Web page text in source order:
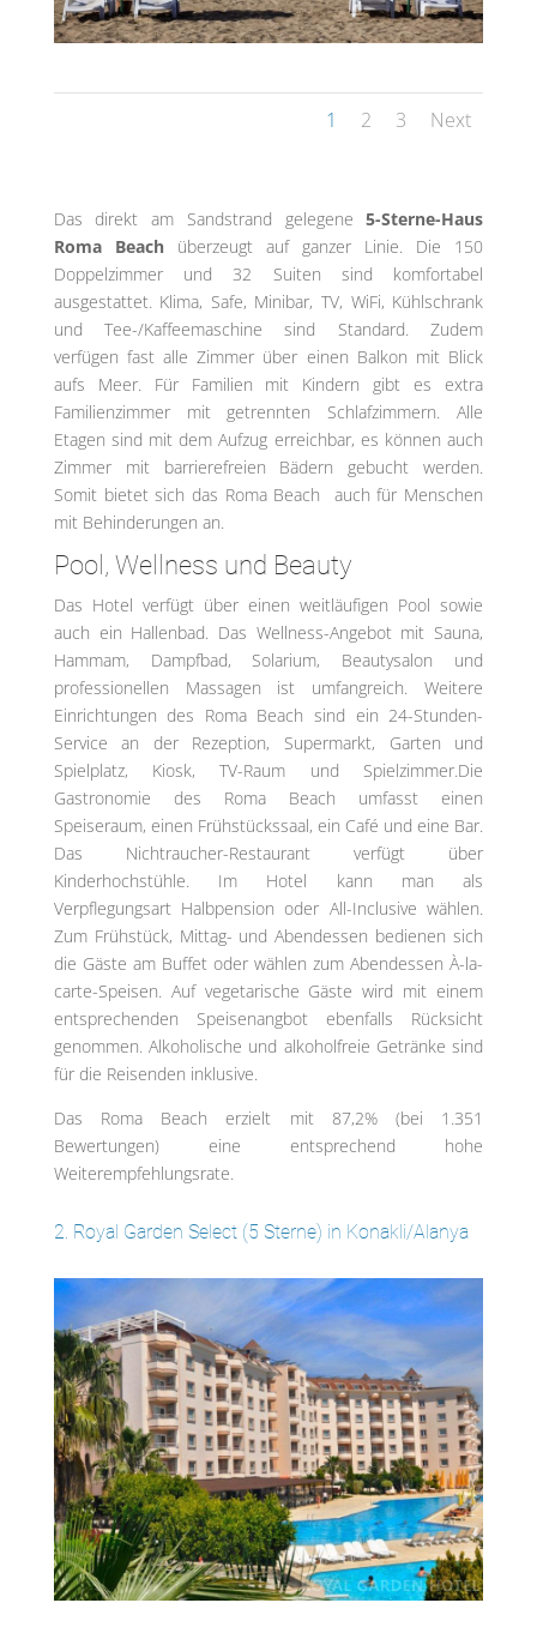
1 2 3 Next
Das direkt am Sandstrand gelegene 5-Sterne-Haus
Roma Beachüberzeugt auf ganzer Linie. Die 150
Doppelzimmer und 32 Suiten sind komfortabel
ausgestattet. Klima, Safe, Minibar, TV, WiFi, Kühlschrank
und Tee-/Kaffeemaschine sind Standard. Zudem
verfügen fast alle Zimmer über einen Balkon mit Blick
aufs Meer. Für Familien mit Kindern gibt es extra
Familienzimmer mit getrennten Schlafzimmern. Alle
Etagen sind mit dem Aufzug erreichbar, es können auch
Zimmer mit barrierefreien Bädern gebucht werden.
Somit bietet sich das Roma Beach auch für Menschen
mit Behinderungen an.
Pool, Wellness und Beauty
Das Hotel verfügt über einen weitläufigen Pool sowie
auch ein Hallenbad. Das Wellness-Angebot mit Sauna,
Hammam, Dampfbad, Solarium, Beautysalon und
professionellen Massagen ist umfangreich. Weitere
Einrichtungen des Roma Beach sind ein 24-Stunden-
Service an der Rezeption, Supermarkt, Garten und
Spielplatz, Kiosk, TV-Raum und Spielzimmer.Die
Gastronomie des Roma Beach umfasst einen
Speiseraum, einen Frühstückssaal, ein Café und eine Bar.
Das Nichtraucher-Restaurant verfügt über
Kinderhochstühle. Im Hotel kann man als
Verpflegungsart Halbpension oder All-Inclusive wählen.
Zum Frühstück, Mittag- und Abendessen bedienen sich
die Gäste am Buffet oder wählen zum Abendessen À-la-
carte-Speisen. Auf vegetarische Gäste wird mit einem
entsprechenden Speisenangbot ebenfalls Rücksicht
genommen. Alkoholische und alkoholfreie Getränke sind
für die Reisenden inklusive.
Das Roma Beach erzielt mit 87,2% (bei 1.351
Bewertungen) eine entsprechend hohe
Weiterempfehlungsrate.
2. Royal Garden Select (5 Sterne) in Konakli/Alanya